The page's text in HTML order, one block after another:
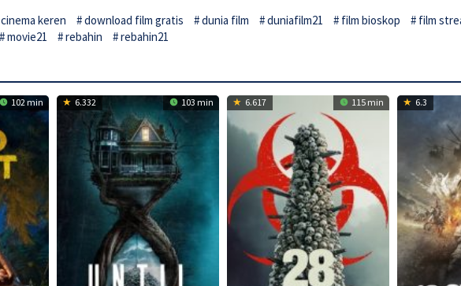
cinema keren download film gratis dunia film duniafilm21 film bioskop film
movie21 rebahin
rebahin21
102 min 6.332 103 min 6.617 115 min 6.3